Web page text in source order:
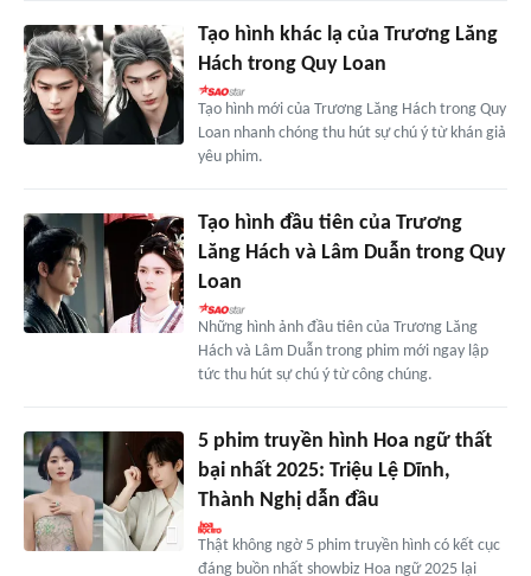
Tạo hình khác lạ của Trương Lăng
Hách trong Quy Loan
Tạo hình mới của Trương Lăng Hách trong Quy
Loan nhanh chóng thu hút sự chú ý từ khán giả
yêu phim.
Tạo hình đầu tiên của Trương
Lăng Hách và Lâm Duẫn trong Quy
Loan
Những hình ảnh đầu tiên của Trương Lăng
Hách và Lâm Duẫn trong phim mới ngay lập
tức thu hút sự chú ý từ công chúng.
5 phim truyền hình Hoa ngữ thất
bại nhất 2025: Triệu Lệ Dĩnh,
Thành Nghị dẫn đầu
Thật không ngờ 5 phim truyền hình có kết cục
đáng buồn nhất showbiz Hoa ngữ 2025 lại